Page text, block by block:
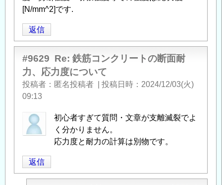
[N/mm^2]です.
返信
#9629 Re: 鉄筋コンクリートの断面耐
力、応力度について
投稿者 匿名投稿者 投稿日時
2024/12/03(火)
09:13
初心者すぎて質問・文章が支離滅裂でよ
く分かりません。
応力度と耐力の計算は別物です。
返信